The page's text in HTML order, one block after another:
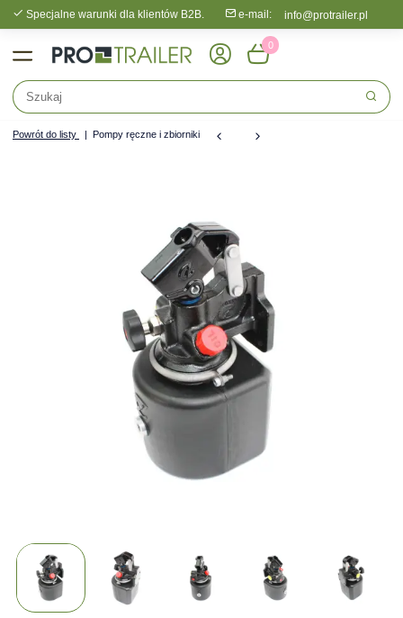
Specjalne warunki dla klientów B2B. e-mail: info@protrailer.pl
0
Powrót do listy Pompy ręczne i zbiorniki